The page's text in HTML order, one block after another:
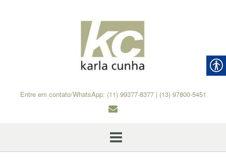
Entre em contato/WhatsApp: (11) 99377-8377 | (13) 97800-5451